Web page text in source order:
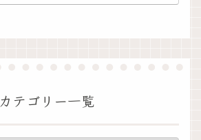
カテゴリー一覧